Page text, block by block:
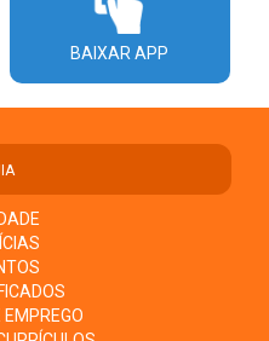
BAIXAR APP
EMPREGO